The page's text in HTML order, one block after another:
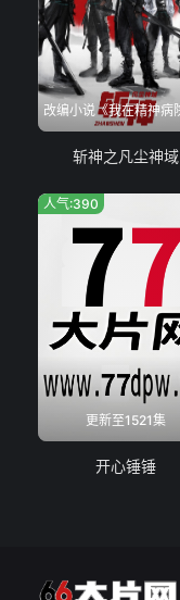
斩神之凡尘神域
更新至1521集
人气:390
开心锤锤